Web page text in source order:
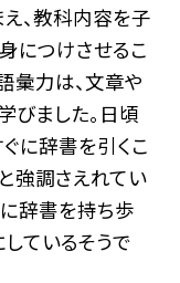
、教科内容を子
につけさせるこ
彙力は、文章や
びました。日頃
に辞書を引くこ
強調さえれてい
辞書を持ち歩
しているそうで